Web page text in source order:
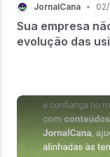
JornalCana •
Sua empresa
evolução das